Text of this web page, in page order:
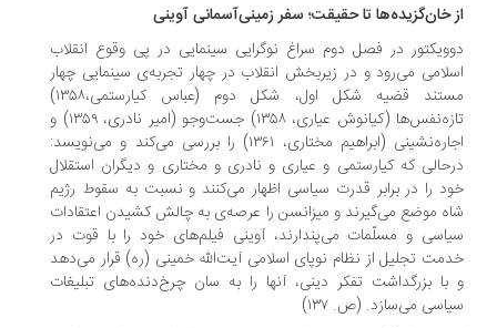
خان‌گزیده‌ها تا حقیقت؛ سفر زمینی‌آسمانی آوینی
در فصل دوم سراغ نوگرایی سینمایی در پی وقوع انقلاب
می‌رود و در زیربخش انقلاب در چهار تجربه‌ی سینمایی چهار
مستند قضیه شکل اول، شکل دوم (عباس کیارستمی،۱۳۵۸)
تازه‌نفس‌ها (کیانوش عیاری، ۱۳۵۸) جست‌وجو (امیر نادری، ۱۳۵۹) و
اجاره‌نشینی (ابراهیم مختاری، ۱۳۶۱) را بررسی می‌کند و می‌نویسد:
که کیارستمی و عیاری و نادری و مختاری و دیگران استقلال
را در برابر قدرت سیاسی اظهار می‌کنند و نسبت به سقوط رژیم
موضع می‌گیرند و میزانسن را عرصه‌ی به چالش کشیدن اعتقادات
و مسلّمات می‌پندارند، آوینی فیلم‌های خود را با قوت در
تجلیل از نظام نوپای اسلامی آیت‌الله خمینی (ره) قرار می‌دهد
بزرگداشت تفکر دینی، آنها را به سان چرخ‌دنده‌های تبلیغات
می‌سازد. (ص. ۱۳۷)